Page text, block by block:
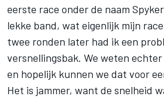
eerste race onder de naam
lekke band, wat eigenlijk mijn
twee ronden later had ik een
versnellingsbak. We weten
en hopelijk kunnen we dat voor
Het is jammer, want de snelheid